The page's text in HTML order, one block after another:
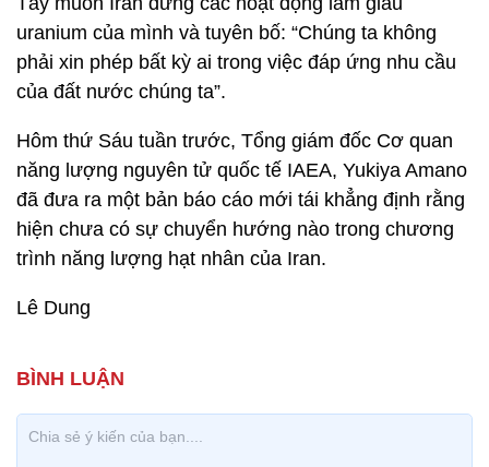
uranium của mình và tuyên bố: “Chúng ta không
phải xin phép bất kỳ ai trong việc đáp ứng nhu cầu
của đất nước chúng ta”.
Hôm thứ Sáu tuần trước, Tổng giám đốc Cơ quan
năng lượng nguyên tử quốc tế IAEA, Yukiya Amano
đã đưa ra một bản báo cáo mới tái khẳng định rằng
hiện chưa có sự chuyển hướng nào trong chương
trình năng lượng hạt nhân của Iran.
Lê Dung